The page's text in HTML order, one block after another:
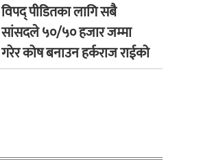
विपद् पीडितका लागि सबै
सांसदले ५०/५० हजार जम्मा
गरेर कोष बनाउन हर्कराज राईको
प्रस्ताव